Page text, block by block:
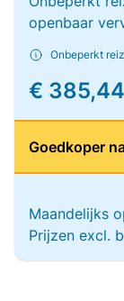
openbaar
Onbeperkt
€
Goedkoper
Maandelijks
Prijzen excl.